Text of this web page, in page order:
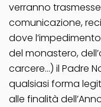
verranno
comunicazione,
dove
del monastero,
carcere…) il Padre
qualsiasi forma
alle finalità